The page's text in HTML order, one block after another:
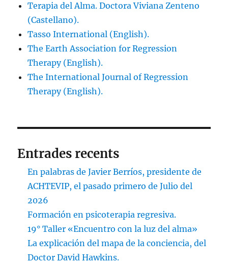
Terapia del Alma. Doctora Viviana Zenteno
(Castellano).
Tasso International (English).
The Earth Association for Regression
Therapy (English).
The International Journal of Regression
Therapy (English).
Entrades recents
En palabras de Javier Berríos, presidente de
ACHTEVIP, el pasado primero de Julio del
2026
Formación en psicoterapia regresiva.
19° Taller «Encuentro con la luz del alma»
La explicación del mapa de la conciencia, del
Doctor David Hawkins.